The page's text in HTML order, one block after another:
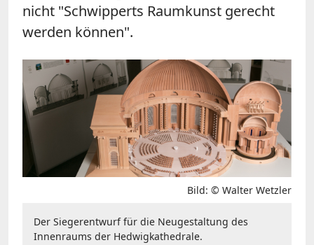
nicht "Schwipperts Raumkunst gerecht
werden können".
Bild: © Walter Wetzler
Der Siegerentwurf für die Neugestaltung des
Innenraums der Hedwigkathedrale.